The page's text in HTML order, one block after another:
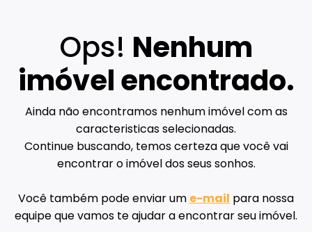
Ops! Nenhum
imóvel encontrado.
Ainda não encontramos nenhum imóvel com as
caracteristicas selecionadas.
Continue buscando, temos certeza que você vai
encontrar o imóvel dos seus sonhos.
Você também pode enviar um e-mail para nossa
equipe que vamos te ajudar a encontrar seu imóvel.